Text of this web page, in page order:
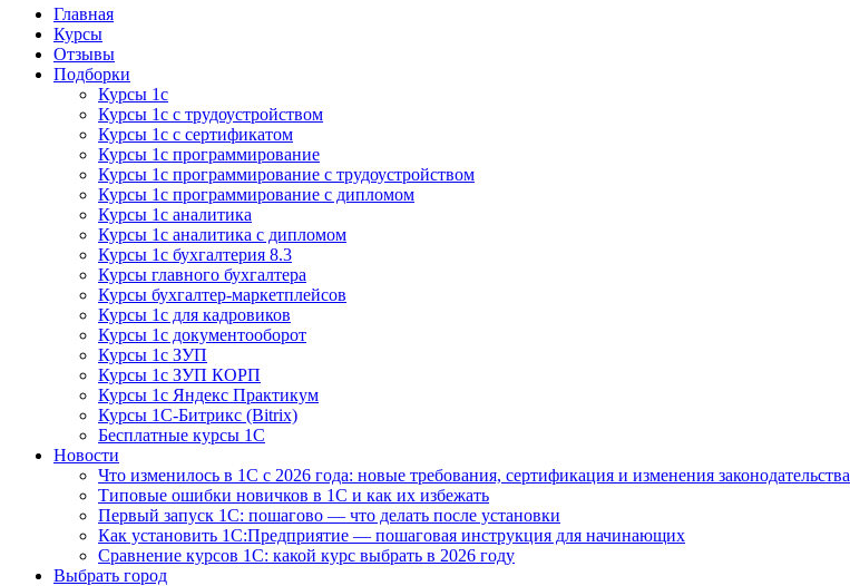
Курсы 1С
Курсы 1С официальная сертификация
Главная
Курсы
Отзывы
Подборки
Курсы 1с
Курсы 1с с трудоустройством
Курсы 1с с сертификатом
Курсы 1с программирование
Курсы 1с программирование с трудоустройством
Курсы 1с программирование с дипломом
Курсы 1с аналитика
Курсы 1с аналитика с дипломом
Курсы 1с бухгалтерия 8.3
Курсы главного бухгалтера
Курсы бухгалтер-маркетплейсов
Курсы 1с для кадровиков
Курсы 1с документооборот
Курсы 1с ЗУП
Курсы 1с ЗУП КОРП
Курсы 1с Яндекс Практикум
Курсы 1С-Битрикс (Bitrix)
Бесплатные курсы 1С
Новости
Что изменилось в 1С с 2026 года: новые требования, сертификация и изменения законодательства
Типовые ошибки новичков в 1С и как их избежать
Первый запуск 1С: пошагово — что делать после установки
Как установить 1С:Предприятие — пошаговая инструкция для начинающих
Сравнение курсов 1С: какой курс выбрать в 2026 году
Выбрать город